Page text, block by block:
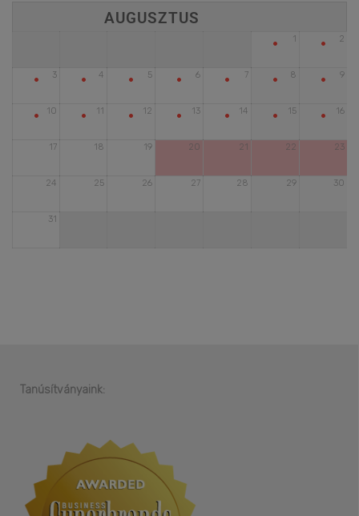
1
• 2
•
3
• 4
• 5
• 6
• 7
• 8
• 9
•
10
• 11
• 12
• 13
• 14
• 15
• 16
•
17 18 19 20 21 22 23
24 25 26 27 28 29 30
31
Tanúsítványaink: